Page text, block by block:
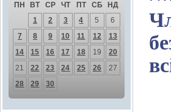
ПН ВТ СР ЧТ ПТ СБ
НД
1
2 3 4 5
6
7
8 9 10 11 12
13
14
15 16 17 18 19
20
21
22 23 24 25 26
27
28
29 30